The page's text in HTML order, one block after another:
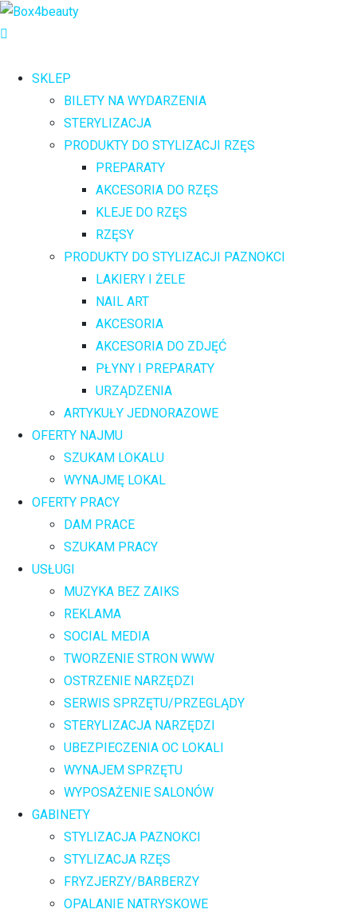
SKLEP
BILETY NA WYDARZENIA
STERYLIZACJA
PRODUKTY DO STYLIZACJI RZĘS
PREPARATY
AKCESORIA DO RZĘS
KLEJE DO RZĘS
RZĘSY
PRODUKTY DO STYLIZACJI PAZNOKCI
LAKIERY I ŻELE
NAIL ART
AKCESORIA
AKCESORIA DO ZDJĘĆ
PŁYNY I PREPARATY
URZĄDZENIA
ARTYKUŁY JEDNORAZOWE
OFERTY NAJMU
SZUKAM LOKALU
WYNAJMĘ LOKAL
OFERTY PRACY
DAM PRACE
SZUKAM PRACY
USŁUGI
MUZYKA BEZ ZAIKS
REKLAMA
SOCIAL MEDIA
TWORZENIE STRON WWW
OSTRZENIE NARZĘDZI
SERWIS SPRZĘTU/PRZEGLĄDY
STERYLIZACJA NARZĘDZI
UBEZPIECZENIA OC LOKALI
WYNAJEM SPRZĘTU
WYPOSAŻENIE SALONÓW
GABINETY
STYLIZACJA PAZNOKCI
STYLIZACJA RZĘS
FRYZJERZY/BARBERZY
OPALANIE NATRYSKOWE